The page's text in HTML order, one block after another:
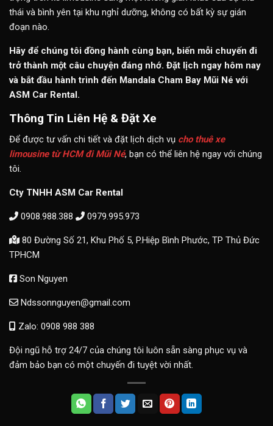
thái và bình yên tại khu nghỉ dưỡng, không có bất kỳ sự gián
đoạn nào.
Hãy để chúng tôi đồng hành cùng bạn, biến mỗi chuyến đi
trở thành một câu chuyện đáng nhớ. Đặt lịch ngay hôm nay
và bắt đầu hành trình đến Mandala Cham Bay Mũi Né với
ASM Car Rental.
Thông Tin Liên Hệ & Đặt Xe
Để được tư vấn chi tiết và đặt lịch dịch vụ cho thuê xe
limousine từ HCM đi Mũi Né, bạn có thể liên hệ ngay với chúng
tôi.
Cty TNHH ASM Car Rental
0908.988.388 0979.995.973
80 Đường Số 21, Khu Phố 5, P.Hiệp Bình Phước, TP Thủ Đức
TPHCM
Son Nguyen
Ndssonnguyen@gmail.com
Zalo: 0908 988 388
Đội ngũ hỗ trợ 24/7 của chúng tôi luôn sẵn sàng phục vụ và
đảm bảo bạn có một chuyến đi tuyệt vời nhất.